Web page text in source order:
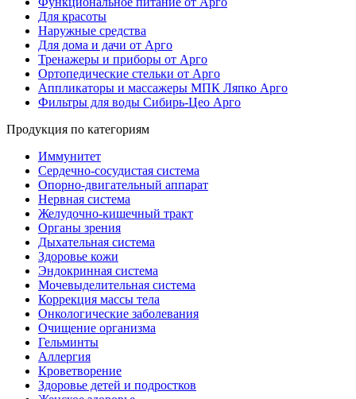
Для красоты
Наружные средства
Для дома и дачи от Арго
Тренажеры и приборы от Арго
Ортопедические стельки от Арго
Аппликаторы и массажеры МПК Ляпко Арго
Фильтры для воды Сибирь-Цео Арго
Продукция по категориям
Иммунитет
Сердечно-сосудистая система
Опорно-двигательный аппарат
Нервная система
Желудочно-кишечный тракт
Органы зрения
Дыхательная система
Здоровье кожи
Эндокринная система
Мочевыделительная система
Коррекция массы тела
Онкологические заболевания
Очищение организма
Гельминты
Аллергия
Кроветворение
Здоровье детей и подростков